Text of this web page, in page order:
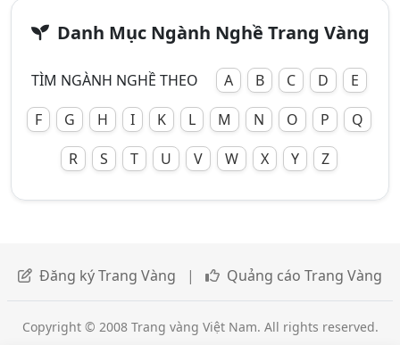
Danh Mục Ngành Nghề Trang Vàng
TÌM NGÀNH NGHỀ THEO A B C D
E
F
G H I K L M N O P
Q
R
S T U V W X Y Z
Đăng ký Trang Vàng | Quảng cáo Trang Vàng
Copyright © 2008 Trang vàng Việt Nam. All rights reserved.